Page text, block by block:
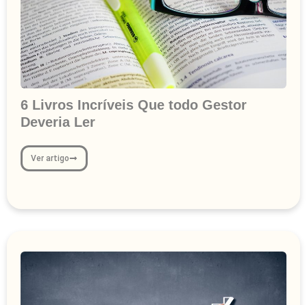
6 Livros Incríveis Que todo Gestor
Deveria Ler
Ver artigo